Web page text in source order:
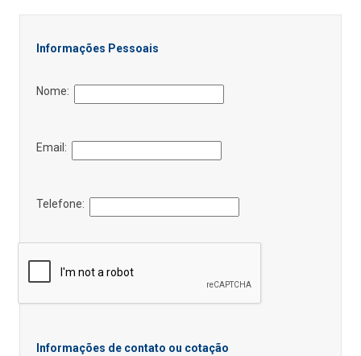
Informações Pessoais
Nome:
Email:
Telefone:
Informações de contato ou cotação